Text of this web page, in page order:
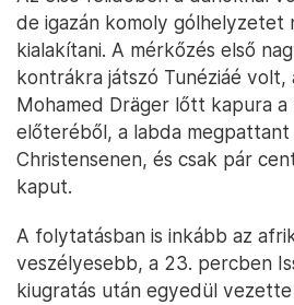
de igazán komoly gólhelyzetet
kialakítani. A mérkőzés első
kontrákra játszó Tunéziáé volt,
Mohamed Dräger lőtt kapura a
előteréből, a labda megpattant
Christensenen, és csak pár
kaput.
A folytatásban is inkább az
veszélyesebb, a 23. percben
kiugratás után egyedül